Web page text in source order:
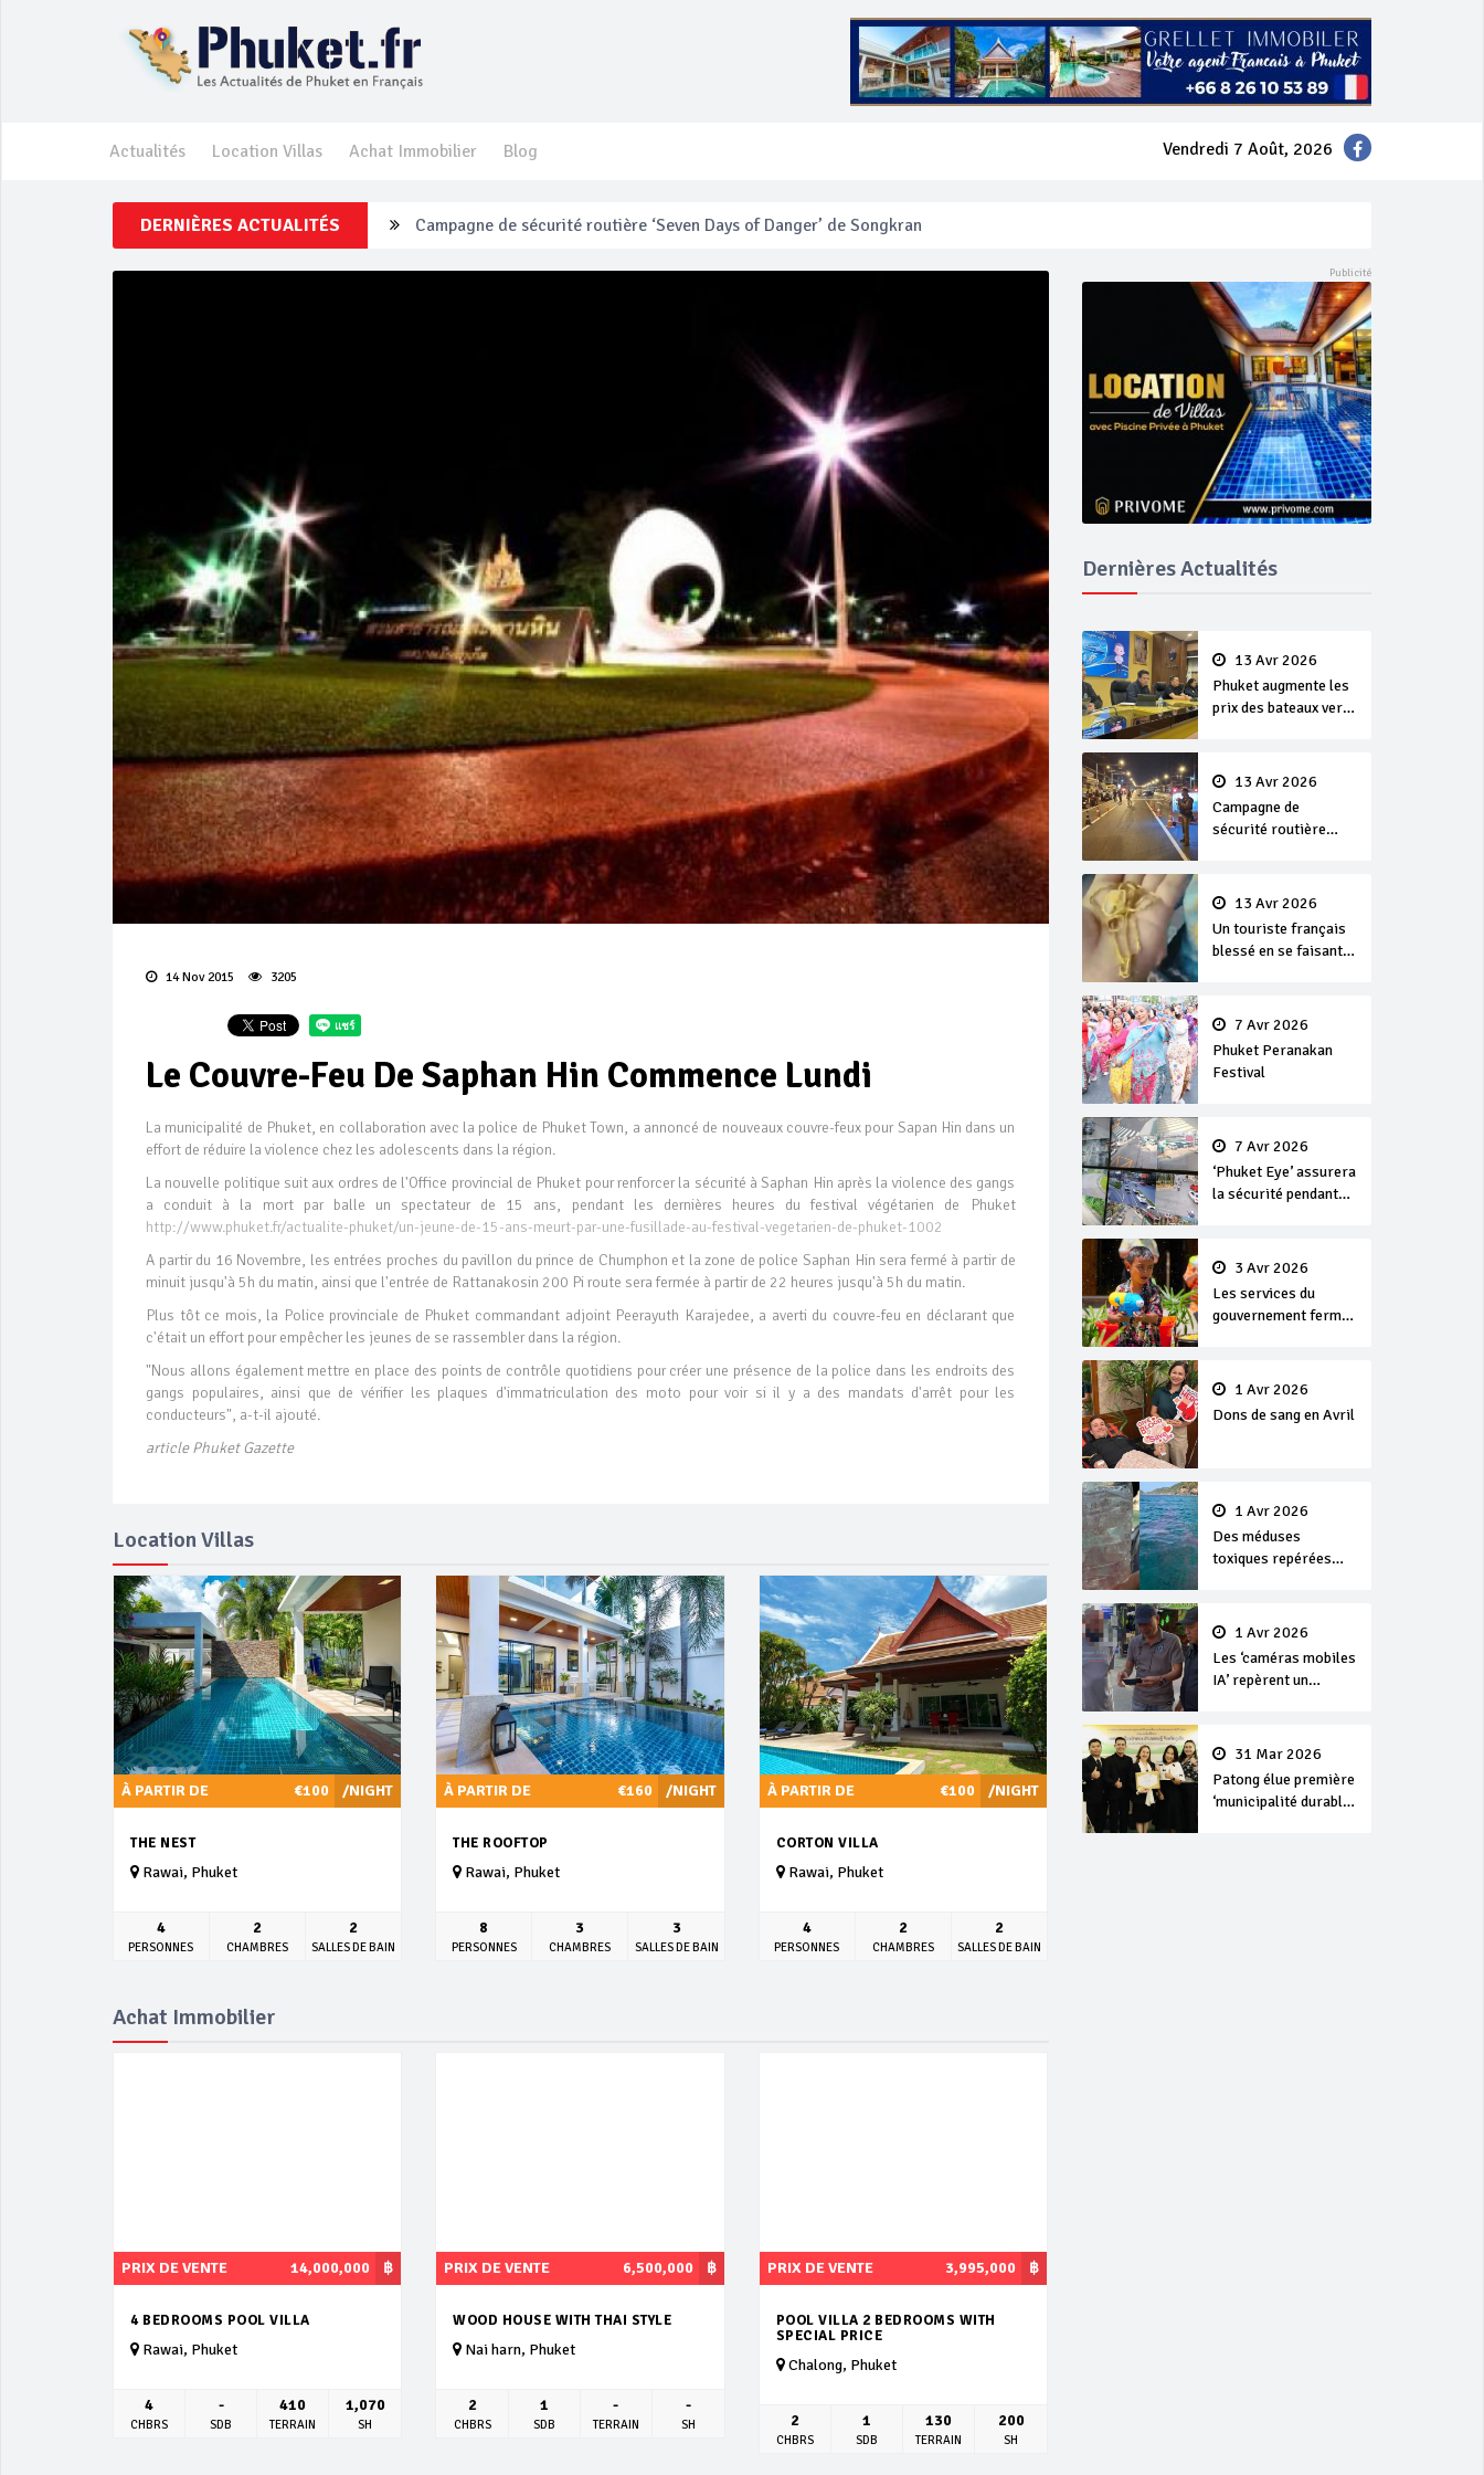
Actualités Location Villas Achat Immobilier Blog Vendredi 7 Août, 2026
DERNIÈRES ACTUALITÉS Un touriste français blessé en se faisant arracher son collier en or
Phuket Peranakan Festival
Phuket augmente les prix des bateaux vers Koh Phi Phi et des excursions en mer
Campagne de sécurité routière ‘Seven Days of Danger’ de Songkran
14 Nov 2015 3205
Le Couvre-Feu De Saphan Hin Commence Lundi
La municipalité de Phuket, en collaboration avec la police de Phuket Town, a annoncé de nouveaux couvre-feux pour Sapan Hin dans un
effort de réduire la violence chez les adolescents dans la région.
La nouvelle politique suit aux ordres de l'Office provincial de Phuket pour renforcer la sécurité à Saphan Hin après la violence des gangs
a conduit à la mort par balle un spectateur de 15 ans, pendant les dernières heures du festival végétarien de Phuket
http://www.phuket.fr/actualite-phuket/un-jeune-de-15-ans-meurt-par-une-fusillade-au-festival-vegetarien-de-phuket-1002
A partir du 16 Novembre, les entrées proches du pavillon du prince de Chumphon et la zone de police Saphan Hin sera fermé à partir de
minuit jusqu'à 5h du matin, ainsi que l'entrée de Rattanakosin 200 Pi route sera fermée à partir de 22 heures jusqu'à 5h du matin.
Plus tôt ce mois, la Police provinciale de Phuket commandant adjoint Peerayuth Karajedee, a averti du couvre-feu en déclarant que
c'était un effort pour empêcher les jeunes de se rassembler dans la région.
"Nous allons également mettre en place des points de contrôle quotidiens pour créer une présence de la police dans les endroits des
gangs populaires, ainsi que de vérifier les plaques d'immatriculation des moto pour voir si il y a des mandats d'arrêt pour les
conducteurs", a-t-il ajouté.
article Phuket Gazette
Dernières Actualités
13 Avr 2026
Phuket augmente les
prix des bateaux vers
13 Avr 2026
Campagne de
sécurité routière
13 Avr 2026
Un touriste français
blessé en se faisant
7 Avr 2026
Phuket Peranakan
Festival
7 Avr 2026
‘Phuket Eye’ assurera
la sécurité pendant
3 Avr 2026
Les services du
gouvernement fermés
Songkran
1 Avr 2026
Dons de sang en Avril
1 Avr 2026
Des méduses
toxiques repérées
1 Avr 2026
Les ‘caméras mobiles
IA’ repèrent un
séjour31 Mar 2026
Patong élue première
‘municipalité durable’
Location Villas
/NIGHT
À PARTIR DE €100
THE NEST
Rawai, Phuket
4
PERSONNES
2
CHAMBRES
2
SALLES DE BAIN
/NIGHT
À PARTIR DE €160
THE ROOFTOP
Rawai, Phuket
8
PERSONNES
3
CHAMBRES
3
SALLES DE BAIN
/NIGHT
À PARTIR DE €100
CORTON VILLA
Rawai, Phuket
4
PERSONNES
2
CHAMBRES
2
SALLES DE BAIN
Achat Immobilier
฿
PRIX DE VENTE 14,000,000
4 BEDROOMS POOL VILLA
Rawai, Phuket
4
CHBRS
-
SDB
410
TERRAIN
1,070
SH
฿
PRIX DE VENTE 6,500,000
WOOD HOUSE WITH THAI STYLE
Nai harn, Phuket
2
CHBRS
1
SDB
-
TERRAIN
-
SH
฿
PRIX DE VENTE 3,995,000
POOL VILLA 2 BEDROOMS WITH
SPECIAL PRICE
Chalong, Phuket
2
CHBRS
1
SDB
130
TERRAIN
200
SH